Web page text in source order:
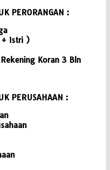
PERORANGAN :
+ Istri )
Koran 3 Bln
PERUSAHAAN :